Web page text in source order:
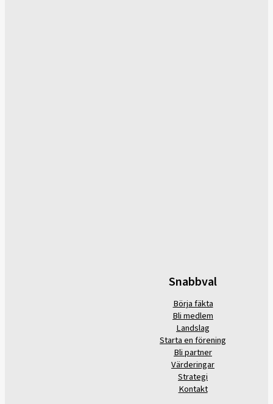
Snabbval
Börja fäkta
Bli medlem
Landslag
Starta en förening
Bli partner
Värderingar
Strategi
Kontakt